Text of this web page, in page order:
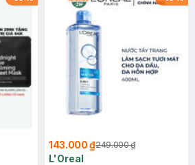
143.000 ₫249.000 ₫
L'Oreal